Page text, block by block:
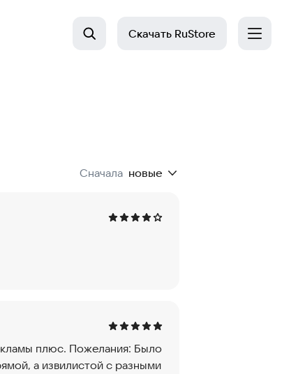
Скачать RuStore
Сначала новые
плюс. Пожелания: Было
а извилистой с разными